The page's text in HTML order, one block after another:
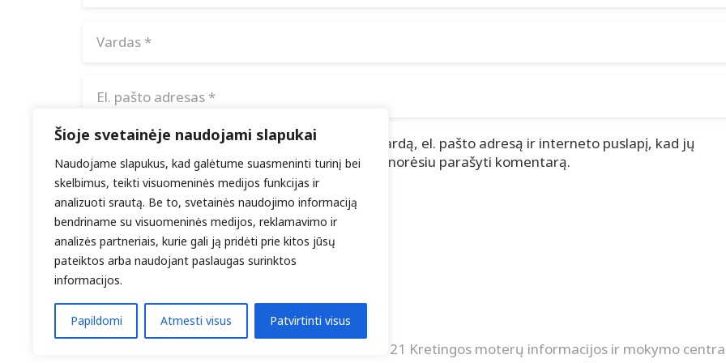
Šioje svetainėje naudojami slapukai
Naudojame slapukus, kad galėtume suasmeninti turinį bei
skelbimus, teikti visuomeninės medijos funkcijas ir
analizuoti srautą. Be to, svetainės naudojimo informaciją
bendriname su visuomeninės medijos, reklamavimo ir
analizės partneriais, kurie gali ją pridėti prie kitos jūsų
pateiktos arba naudojant paslaugas surinktos
informacijos.
Papildomi Atmesti visus Patvirtinti visus
Noriu savo interneto naršyklėje išsaugoti vardą, el. pašto adresą ir interneto puslapį, kad jų
nebereiktų įvesti iš naujo, kai kitą kartą vėl norėsiu parašyti komentarą.
ĮRAŠYTI KOMENTARĄ
© 2021 Kretingos moterų informacijos ir mokymo